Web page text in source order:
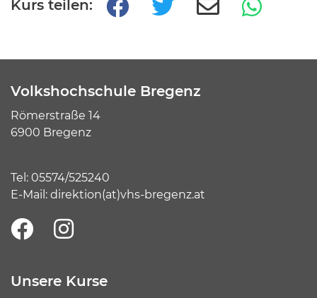
Kurs teilen:
Volkshochschule Bregenz
Römerstraße 14
6900 Bregenz
Tel: 05574/525240
E-Mail: direktion(at)vhs-bregenz.at
Unsere Kurse